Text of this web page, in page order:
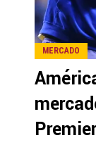
MERCADO